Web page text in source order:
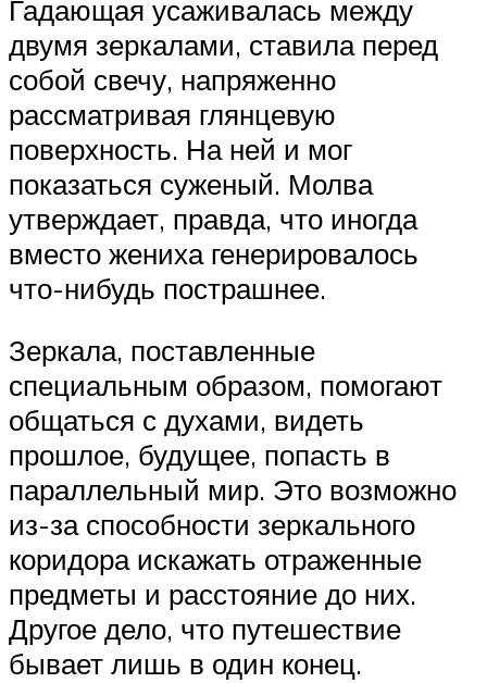
Гадающая усаживалась между
двумя зеркалами, ставила перед
собой свечу, напряженно
рассматривая глянцевую
поверхность. На ней и мог
показаться суженый. Молва
утверждает, правда, что иногда
вместо жениха генерировалось
что-нибудь пострашнее.
Зеркала, поставленные
специальным образом, помогают
общаться с духами, видеть
прошлое, будущее, попасть в
параллельный мир. Это возможно
из-за способности зеркального
коридора искажать отраженные
предметы и расстояние до них.
Другое дело, что путешествие
бывает лишь в один конец.